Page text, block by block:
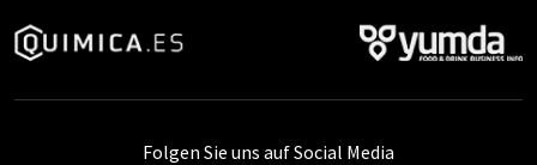
Folgen Sie uns auf Social Media